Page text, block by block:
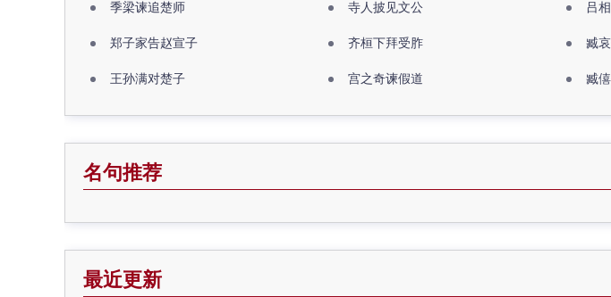
季梁谏追楚师 寺人披见文公 吕
郑子家告赵宣子 齐桓下拜受胙 臧
王孙满对楚子 宫之奇谏假道 臧
名句推荐
最近更新